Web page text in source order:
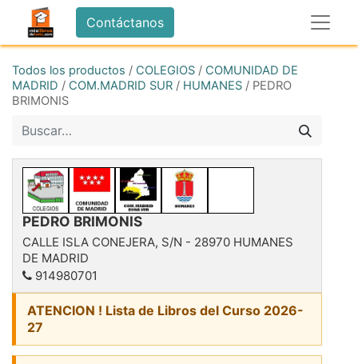
Contáctanos
Todos los productos / COLEGIOS / COMUNIDAD DE
MADRID / COM.MADRID SUR / HUMANES / PEDRO
BRIMONIS
PEDRO BRIMONIS
CALLE ISLA CONEJERA, S/N - 28970 HUMANES
DE MADRID
914980701
ATENCION ! Lista de Libros del Curso 2026-
27